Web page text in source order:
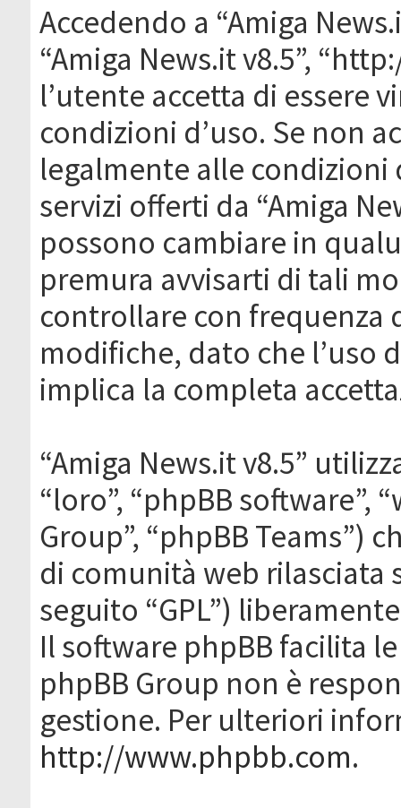
Accedendo a “Amiga
“Amiga News.it v8.5”,
l’utente accetta di essere
condizioni d’uso. Se non
legalmente alle condizioni
servizi offerti da “Amiga
possono cambiare in
premura avvisarti di tali
controllare con frequenza
modifiche, dato che l’uso
implica la completa
“Amiga News.it v8.5”
“loro”, “phpBB software”,
Group”, “phpBB Teams”)
di comunità web rilasciata
seguito “GPL”)
Il software phpBB facilita
phpBB Group non è
gestione. Per ulteriori
http://www.phpbb.com.